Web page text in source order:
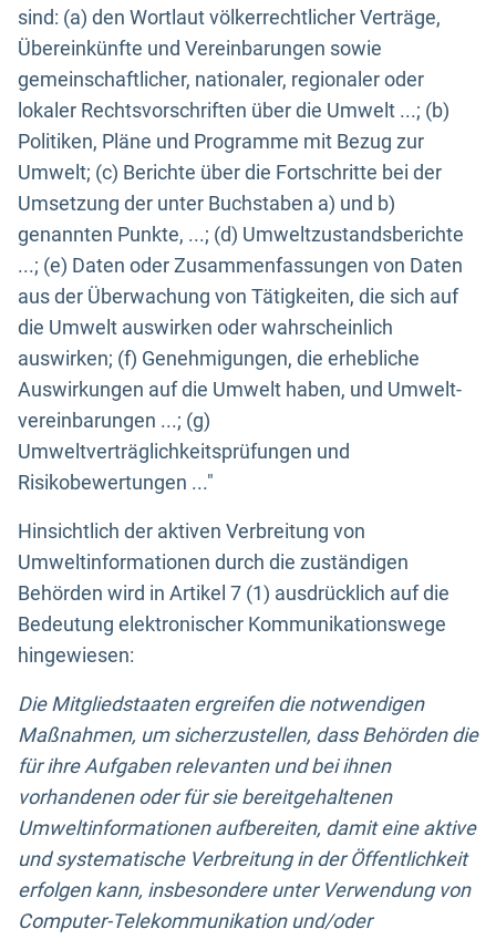
sind: (a) den Wortlaut völkerrechtlicher Verträge,
Übereinkünfte und Vereinbarungen sowie
gemeinschaftlicher, nationaler, regionaler oder
lokaler Rechtsvorschriften über die Umwelt ...; (b)
Politiken, Pläne und Programme mit Bezug zur
Umwelt; (c) Berichte über die Fortschritte bei der
Umsetzung der unter Buchstaben a) und b)
genannten Punkte, ...; (d) Umweltzustandsberichte
...; (e) Daten oder Zusammenfassungen von Daten
aus der Überwachung von Tätigkeiten, die sich auf
die Umwelt auswirken oder wahrscheinlich
auswirken; (f) Genehmigungen, die erhebliche
Auswirkungen auf die Umwelt haben, und Umwelt-
vereinbarungen ...; (g)
Umweltverträglichkeitsprüfungen und
Risikobewertungen ..."
Hinsichtlich der aktiven Verbreitung von
Umweltinformationen durch die zuständigen
Behörden wird in Artikel 7 (1) ausdrücklich auf die
Bedeutung elektronischer Kommunikationswege
hingewiesen:
Die Mitgliedstaaten ergreifen die notwendigen
Maßnahmen, um sicherzustellen, dass Behörden die
für ihre Aufgaben relevanten und bei ihnen
vorhandenen oder für sie bereitgehaltenen
Umweltinformationen aufbereiten, damit eine aktive
und systematische Verbreitung in der Öffentlichkeit
erfolgen kann, insbesondere unter Verwendung von
Computer-Telekommunikation und/oder